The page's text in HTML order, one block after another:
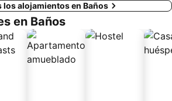
los alojamientos en Baños
en Baños